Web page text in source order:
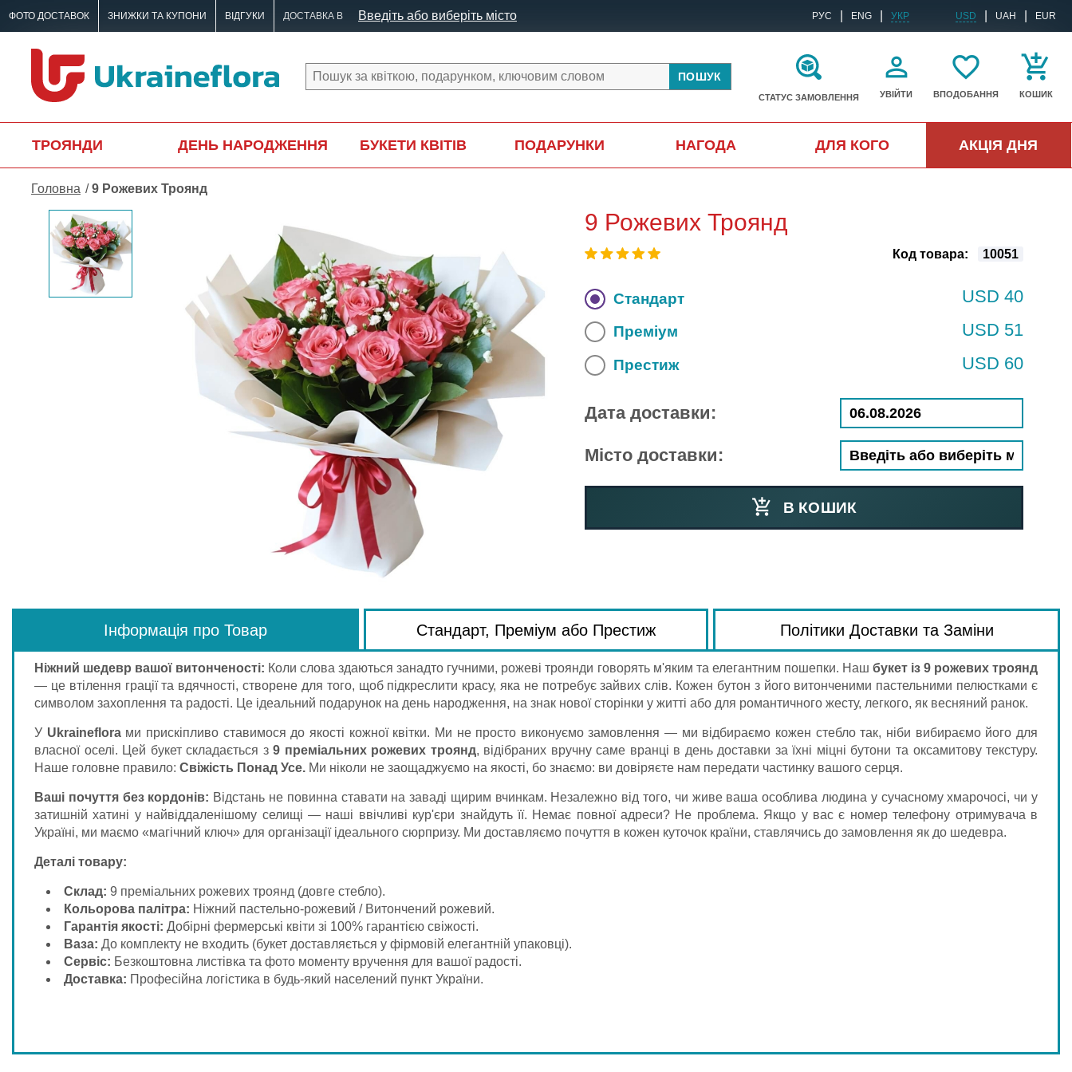
ФОТО ДОСТАВОК ЗНИЖКИ ТА КУПОНИ ВІДГУКИ ДОСТАВКА В Введіть або виберіть місто РУС ENG УКР USD UAH EUR
ПОШУК
СТАТУС ЗАМОВЛЕННЯ УВІЙТИ ВПОДОБАННЯ КОШИК
ТРОЯНДИ ДЕНЬ НАРОДЖЕННЯ БУКЕТИ КВІТІВ ПОДАРУНКИ НАГОДА ДЛЯ КОГО АКЦІЯ ДНЯ
Головна 9 Рожевих Троянд
9 Рожевих Троянд
Код товара: 10051
Стандарт USD 40
Преміум USD 51
Престиж USD 60
Дата доставки:
Місто доставки:
В КОШИК
Інформація про Товар Стандарт, Преміум або Престиж Політики Доставки та Заміни
Ніжний шедевр вашої витонченості: Коли слова здаються занадто гучними, рожеві троянди говорять м'яким та елегантним пошепки. Наш букет із 9 рожевих троянд
— це втілення грації та вдячності, створене для того, щоб підкреслити красу, яка не потребує зайвих слів. Кожен бутон з його витонченими пастельними пелюстками є
символом захоплення та радості. Це ідеальний подарунок на день народження, на знак нової сторінки у житті або для романтичного жесту, легкого, як весняний ранок.
У Ukrainefloraми прискіпливо ставимося до якості кожної квітки. Ми не просто виконуємо замовлення — ми відбираємо кожен стебло так, ніби вибираємо його для
власної оселі. Цей букет складається з9 преміальних рожевих троянд, відібраних вручну саме вранці в день доставки за їхні міцні бутони та оксамитову текстуру.
Наше головне правило: Свіжість Понад Усе. Ми ніколи не заощаджуємо на якості, бо знаємо: ви довіряєте нам передати частинку вашого серця.
Ваші почуття без кордонів: Відстань не повинна ставати на заваді щирим вчинкам. Незалежно від того, чи живе ваша особлива людина у сучасному хмарочосі, чи у
затишній хатині у найвіддаленішому селищі — наші ввічливі кур'єри знайдуть її. Немає повної адреси? Не проблема. Якщо у вас є номер телефону отримувача в
Україні, ми маємо «магічний ключ» для організації ідеального сюрпризу. Ми доставляємо почуття в кожен куточок країни, ставлячись до замовлення як до шедевра.
Деталі товару:
Склад: 9 преміальних рожевих троянд (довге стебло).
Кольорова палітра: Ніжний пастельно-рожевий / Витончений рожевий.
Гарантія якості: Добірні фермерські квіти зі 100% гарантією свіжості.
Ваза: До комплекту не входить (букет доставляється у фірмовій елегантній упаковці).
Сервіс: Безкоштовна листівка та фото моменту вручення для вашої радості.
Доставка: Професійна логістика в будь-який населений пункт України.